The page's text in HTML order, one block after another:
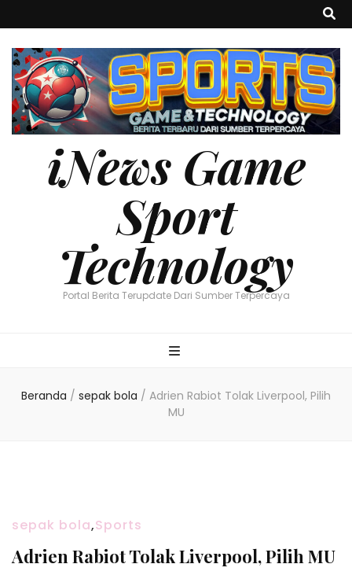
iNews Game
Sport
Technology
Portal Berita Terupdate Dari Sumber Terpercaya
Beranda / sepak bola / Adrien Rabiot Tolak Liverpool, Pilih
MU
sepak bola,Sports
Adrien Rabiot Tolak Liverpool, Pilih MU